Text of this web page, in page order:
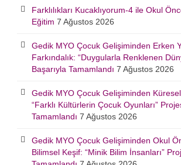
Farklılıkları Kucaklıyorum-4 ile Okul
Eğitim 7 Ağustos 2026
Gedik MYO Çocuk Gelişiminden Erken
Farkındalık: “Duygularla Renklenen
Başarıyla Tamamlandı 7 Ağustos 2026
Gedik MYO Çocuk Gelişiminden
“Farklı Kültürlerin Çocuk Oyunları”
Tamamlandı 7 Ağustos 2026
Gedik MYO Çocuk Gelişiminden Okul
Bilimsel Keşif: “Minik Bilim İnsanları”